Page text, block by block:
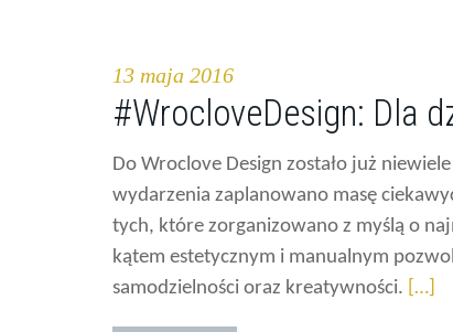
13 maja 2016
#WrocloveDesign: Dla
Do Wroclove Design zostało już
wydarzenia zaplanowano masę
tych, które zorganizowano z myślą o
kątem estetycznym i manualnym
samodzielności oraz kreatywności. […]